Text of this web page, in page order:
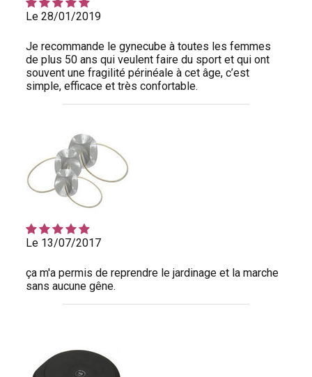
Le 28/01/2019
Je recommande le gynecube à toutes les femmes
de plus 50 ans qui veulent faire du sport et qui ont
souvent une fragilité périnéale à cet âge, c’est
simple, efficace et très confortable.
Le 13/07/2017
ça m'a permis de reprendre le jardinage et la marche
sans aucune gêne.